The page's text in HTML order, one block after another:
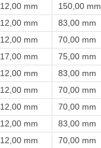
12,00 mm 150,00 mm
12,00 mm 83,00 mm
12,00 mm 70,00 mm
17,00 mm 75,00 mm
12,00 mm 83,00 mm
12,00 mm 70,00 mm
12,00 mm 70,00 mm
12,00 mm 83,00 mm
12,00 mm 70,00 mm